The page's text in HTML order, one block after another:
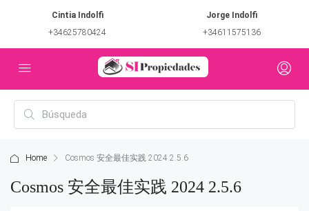
Cintia Indolfi
+34625780424
Jorge Indolfi
+34611575136
Home Cosmos 安全最佳实践 2024 2.5.6
Cosmos 安全最佳实践 2024 2.5.6